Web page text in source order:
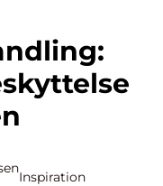
Inspiration